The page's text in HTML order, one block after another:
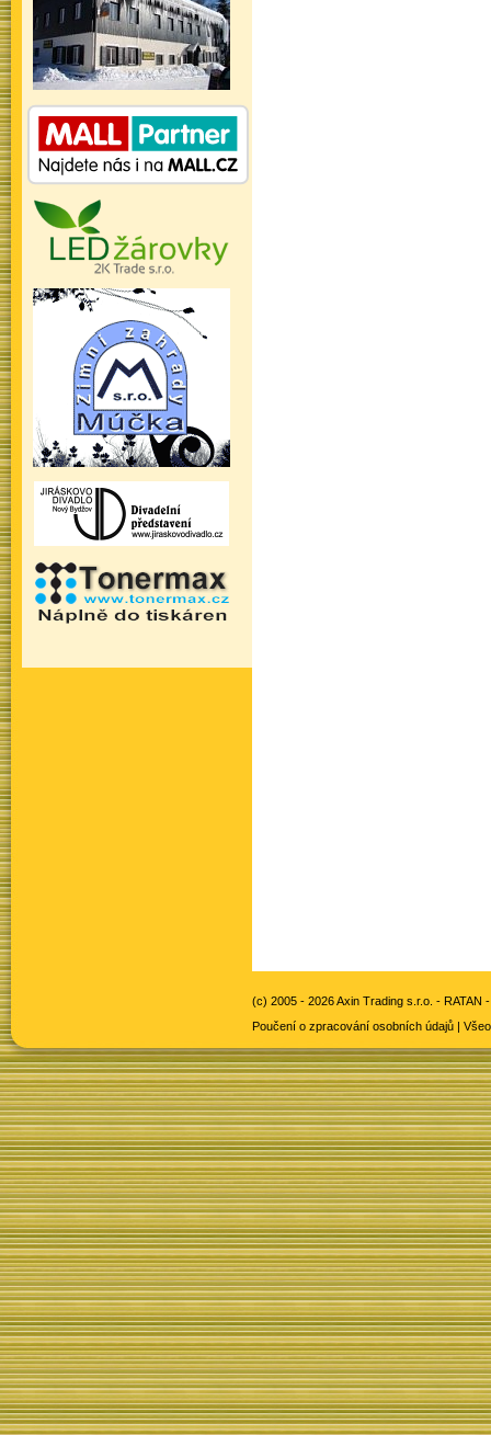
(c) 2005 - 2026 Axin Trading s.r.o. - RATAN
Poučení o zpracování osobních údajů |